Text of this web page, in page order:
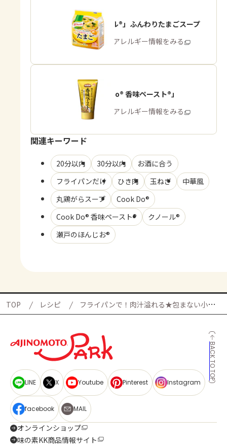
「クノール®」ふんわりたまごスープ
商品・アレルギー情報をみる
「Cook Do® 香味ペースト®」
商品・アレルギー情報をみる
関連キーワード
20分以内 30分以内
お酒に合う
フライパンだけ
ひき肉 玉ねぎ
中華風
丸鶏がらスープ
Cook Do®
Cook Do® 香味ペースト®
クノール®
瀬戸のほんじお®
TOP レシピ フライパンで！肉汁溢れる★包まない小籠包の献立
BACK TO TOP
LINE X Youtube Pinterest Instagram
facebook MAIL
オンラインショップ
味の素KK商品情報サイト